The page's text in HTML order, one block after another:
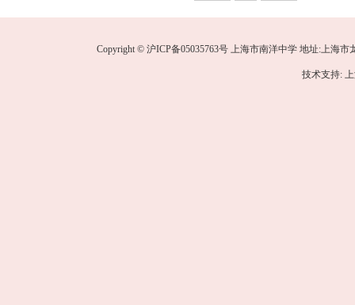
Copyright © 沪ICP备05035763号 上海市南洋中学 地址:上海市
技术支持: